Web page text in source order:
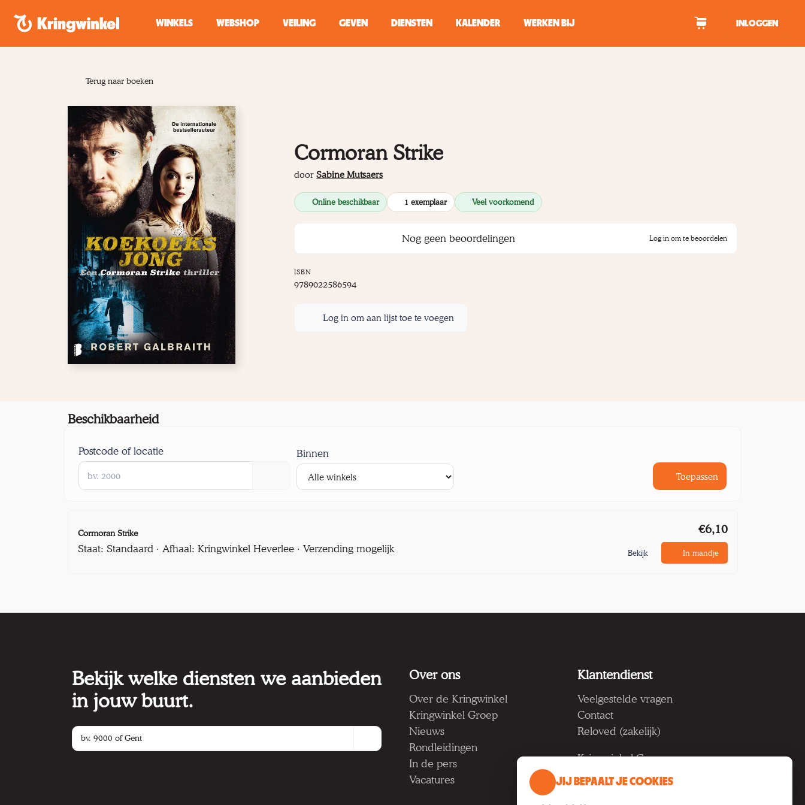
WINKELS
WEBSHOP VEILING GEVEN DIENSTEN KALENDER WERKEN BIJ INLOGGEN
Terug naar boeken
Cormoran Strike
doorSabine Mutsaers
Online beschikbaar 1 exemplaar Veel voorkomend
Nog geen beoordelingen Log in om te beoordelen
ISBN
9789022586594
Log in om aan lijst toe te voegen
Beschikbaarheid
Postcode of locatie Binnen
Toepassen
Cormoran Strike
Staat: Standaard · Afhaal: Kringwinkel Heverlee · Verzending mogelijk
€6,10
Bekijk In mandje
Bekijk welke diensten we aanbieden
in jouw buurt.
Over ons
Over de Kringwinkel
Kringwinkel Groep
Nieuws
Rondleidingen
In de pers
Vacatures
Klantendienst
Veelgestelde vragen
Contact
Reloved (zakelijk)
Kringwinkel Groep vzw
Koning Albertlaan 124, 9000
JIJ BEPAALT JE COOKIES